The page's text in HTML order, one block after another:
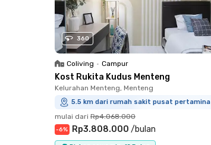
360
Coliving • Campur
Kost Rukita Kudus Menteng
Kelurahan Menteng, Menteng
5.5 km dari rumah sakit pusat pertamina
mulai dari Rp4.068.000
-6% Rp3.808.000 /bulan